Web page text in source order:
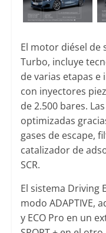
El motor diésel de
Turbo, incluye
de varias etapas
con inyectores
de 2.500 bares.
optimizadas
gases de escape,
catalizador de
SCR.
El sistema Driving
modo ADAPTIVE,
y ECO Pro en un